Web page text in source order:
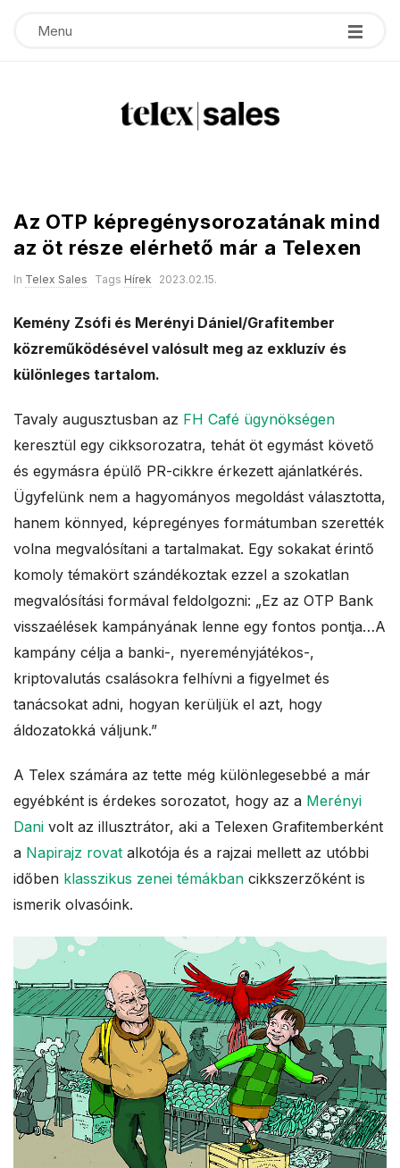
Menu
l
e
x
s
a
l
e
s
Az OTP képregénysorozatának mind
az öt része elérhető már a Telexen
In Telex Sales Tags Hírek 2023.02.15.
Kemény Zsófi és Merényi Dániel/Grafitember
közreműködésével valósult meg az exkluzív és
különleges tartalom.
Tavaly augusztusban az FH Café ügynökségen
keresztül egy cikksorozatra, tehát öt egymást követő
és egymásra épülő PR-cikkre érkezett ajánlatkérés.
Ügyfelünk nem a hagyományos megoldást választotta,
hanem könnyed, képregényes formátumban szerették
volna megvalósítani a tartalmakat. Egy sokakat érintő
komoly témakört szándékoztak ezzel a szokatlan
megvalósítási formával feldolgozni: „Ez az OTP Bank
visszaélések kampányának lenne egy fontos pontja…A
kampány célja a banki-, nyereményjátékos-,
kriptovalutás csalásokra felhívni a figyelmet és
tanácsokat adni, hogyan kerüljük el azt, hogy
áldozatokká váljunk.”
A Telex számára az tette még különlegesebbé a már
egyébként is érdekes sorozatot, hogy az a Merényi
Dani volt az illusztrátor, aki a Telexen Grafitemberként
a Napirajz rovat alkotója és a rajzai mellett az utóbbi
időben klasszikus zenei témákban cikkszerzőként is
ismerik olvasóink.